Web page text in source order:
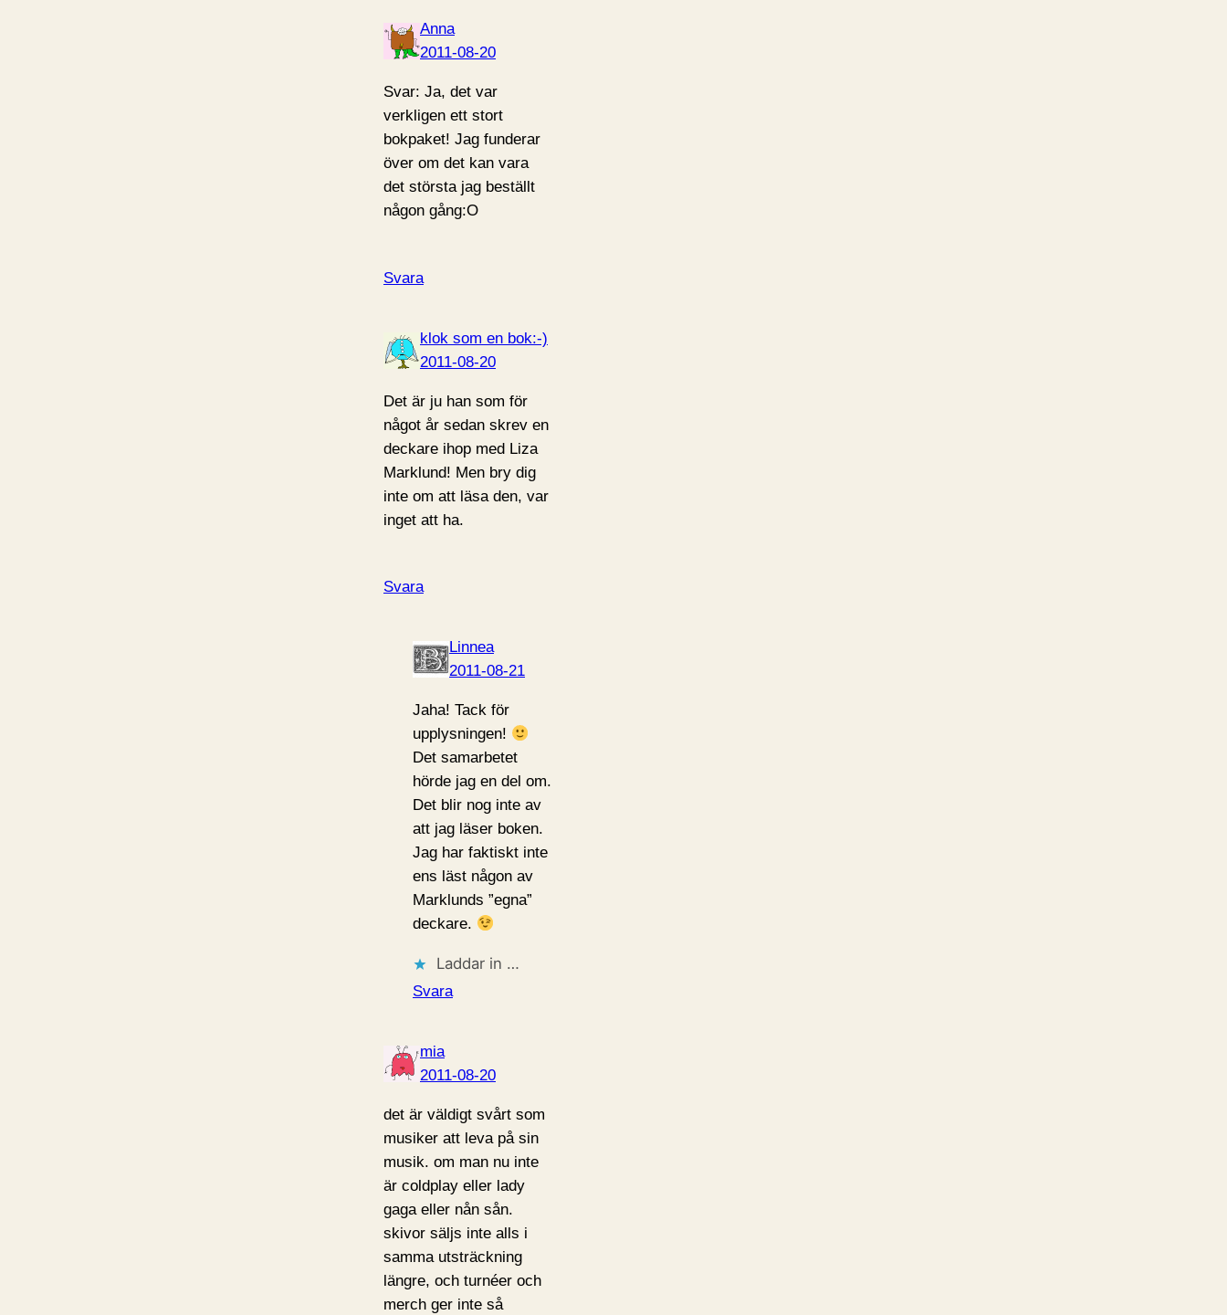
Anna
2011-08-20
Svar: Ja, det var
verkligen ett stort
bokpaket! Jag funderar
över om det kan vara
det största jag beställt
någon gång:O
Svara
klok som en bok:-)
2011-08-20
Det är ju han som för
något år sedan skrev en
deckare ihop med Liza
Marklund! Men bry dig
inte om att läsa den, var
inget att ha.
Svara
Linnea
2011-08-21
Jaha! Tack för
upplysningen!
Det samarbetet
hörde jag en del om.
Det blir nog inte av
att jag läser boken.
Jag har faktiskt inte
ens läst någon av
Marklunds ”egna”
deckare.
Laddar in …
Svara
mia
2011-08-20
det är väldigt svårt som
musiker att leva på sin
musik. om man nu inte
är coldplay eller lady
gaga eller nån sån.
skivor säljs inte alls i
samma utsträckning
längre, och turnéer och
merch ger inte så